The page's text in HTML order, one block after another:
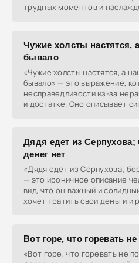
трудных моментов и
Чужие холсты настятся,
бывало
«Чужие холсты настятся, а
бывало» — это выражение,
несправедливости из-за
и достатке. Оно описывает
Дядя едет из Серпухова;
денег нет
«Дядя едет из Серпухова;
— это ироничное описание
вид, что он важный и
хочет тратить свои деньги и
Вот горе, что горевать
«Вот горе, что горевать не